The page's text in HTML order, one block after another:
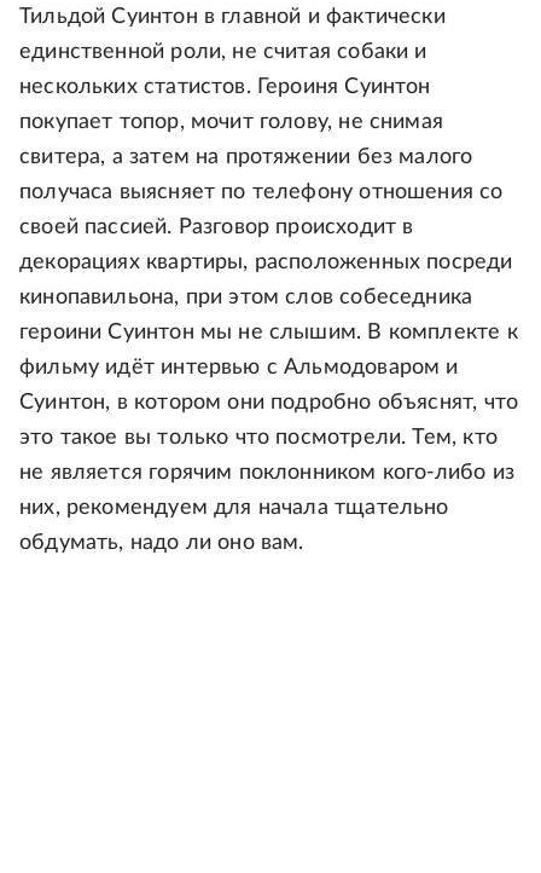
Тильдой Суинтон в главной и фактически
единственной роли, не считая собаки и
нескольких статистов. Героиня Суинтон
покупает топор, мочит голову, не снимая
свитера, а затем на протяжении без малого
получаса выясняет по телефону отношения со
своей пассией. Разговор происходит в
декорациях квартиры, расположенных посреди
кинопавильона, при этом слов собеседника
героини Суинтон мы не слышим. В комплекте к
фильму идёт интервью с Альмодоваром и
Суинтон, в котором они подробно объяснят, что
это такое вы только что посмотрели. Тем, кто
не является горячим поклонником кого-либо из
них, рекомендуем для начала тщательно
обдумать, надо ли оно вам.